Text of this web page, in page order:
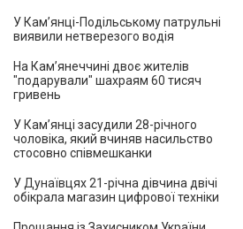
У Кам’янці-Подільському патрульні
виявили нетверезого водія
На Камʼянеччині двоє жителів
"подарували" шахраям 60 тисяч
гривень
У Камʼянці засудили 28-річного
чоловіка, який вчиняв насильство
стосовно співмешканки
У Дунаївцях 21-річна дівчина двічі
обікрала магазин цифрової техніки